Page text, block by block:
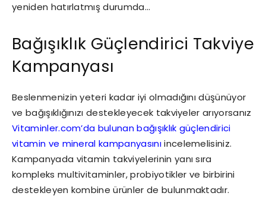
yeniden hatırlatmış durumda…
Bağışıklık Güçlendirici Takviye
Kampanyası
Beslenmenizin yeteri kadar iyi olmadığını düşünüyor
ve bağışıklığınızı destekleyecek takviyeler arıyorsanız
Vitaminler.com’da bulunan bağışıklık güçlendirici
vitamin ve mineral kampanyasınıincelemelisiniz.
Kampanyada vitamin takviyelerinin yanı sıra
kompleks multivitaminler, probiyotikler ve birbirini
destekleyen kombine ürünler de bulunmaktadır.